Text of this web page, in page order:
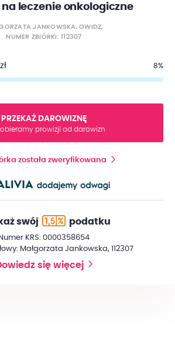
leczenie onkologiczne
JANKOWSKA, OWIDZ,
NUMER ZBIÓRKI: 112307
8%
PRZEKAŻ DAROWIZNĘ
prowizji od darowizn
została zweryfikowana
swój podatku
Numer KRS: 0000358654
Małgorzata Jankowska, 112307
się więcej